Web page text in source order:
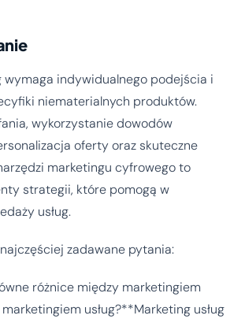
wymaga indywidualnego podejścia i
niematerialnych produktów.
wykorzystanie dowodów
oferty oraz skuteczne
marketingu cyfrowego to
strategii, które pomogą w
usług.
zadawane pytania:
różnice między marketingiem
usług?**Marketing usług